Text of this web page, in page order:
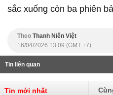
sắc xuống còn ba phiên
Theo Thanh Niên Việt
16/04/2026 13:09 (GMT +7)
Tin liên quan
Tin mới nhất